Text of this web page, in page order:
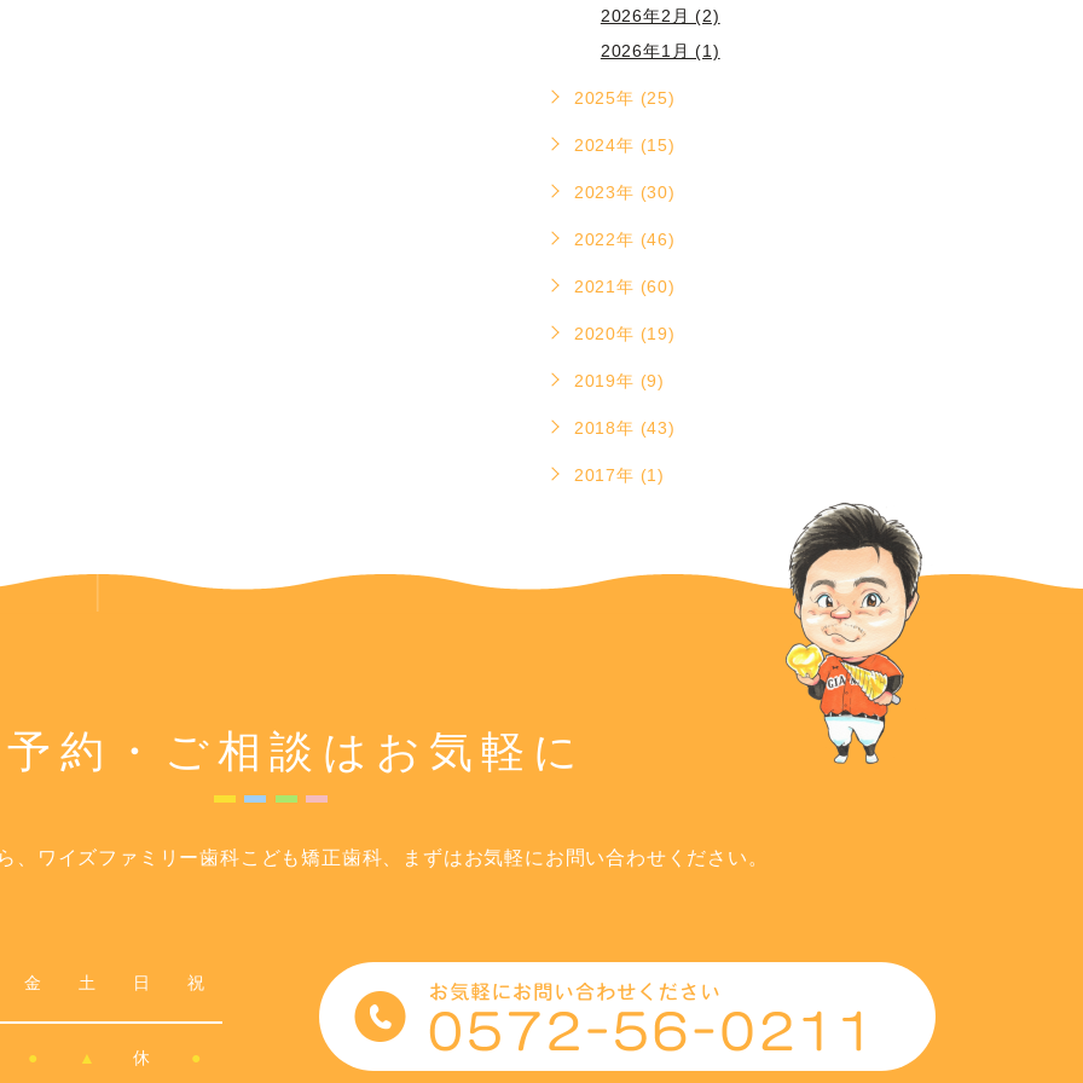
2026年2月 (2)
2026年1月 (1)
2025年 (25)
2024年 (15)
2023年 (30)
2022年 (46)
2021年 (60)
2020年 (19)
2019年 (9)
2018年 (43)
2017年 (1)
約・ご相談は お気軽に
、ワイズファミリー歯科こども矯正歯科、まずはお気軽にお問い合わせください。
金 土 日 祝
● ▲ 休 ●